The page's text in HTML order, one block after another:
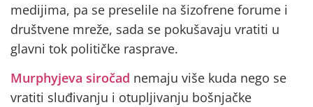
medijima, pa se preselile na šizofrene forume i
društvene mreže, sada se pokušavaju vratiti u
glavni tok političke rasprave.
Murphyjeva siročad nemaju više kuda nego se
vratiti sluđivanju i otupljivanju bošnjačke